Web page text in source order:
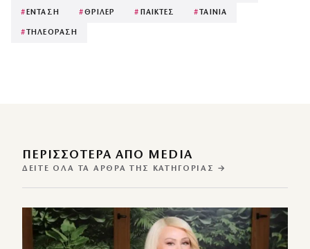
# ΕΝΤΑΣΗ #ΘΡΙΛΕΡ # ΠΑΙΚΤΕΣ # ΤΑΙΝΙΑ
# ΤΗΛΕΟΡΑΣΗ
ΠΕΡΙΣΣΌΤΕΡΑ ΑΠΌ MEDIA
ΔΕΊΤΕ ΌΛΑ ΤΑ ΆΡΘΡΑ ΤΗΣ ΚΑΤΗΓΟΡΊΑΣ →